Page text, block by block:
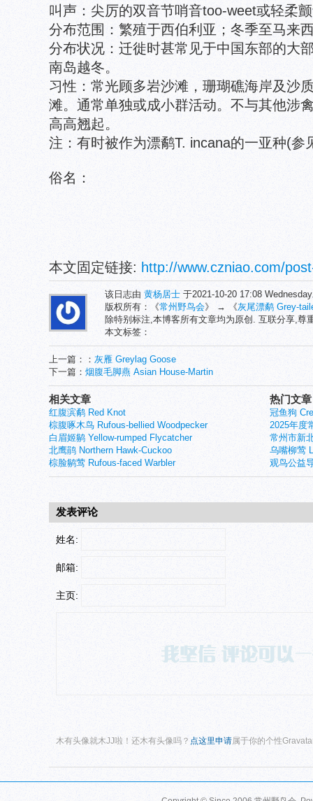
叫声：尖厉的双音节哨音too-weet或轻柔
分布范围：繁殖于西伯利亚；冬季至马来
分布状况：迁徙时甚常见于中国东部的大
南岛越冬。
习性：常光顾多岩沙滩，珊瑚礁海岸及沙
滩。通常单独或成小群活动。不与其他涉
高高翘起。
注：有时被作为漂鹬T. incana的一亚种(参
俗名：
本文固定链接: http://www.czniao.com/
该日志由 黄杨居士 于2021-10-20 17:08
版权所有：《常州野鸟会》 → 《灰尾漂鹬 Grey-
除特别标注,本博客所有文章均为原创. 互联分享,尊
本文标签：
上一篇：： 灰雁 Greylag Goose
下一篇： 烟腹毛脚燕 Asian House-Martin
热门文章
冠鱼狗
2025年度
常州市新
乌嘴柳莺
观鸟公益
相关文章
红腹滨鹬 Red Knot
棕腹啄木鸟 Rufous-bellied Woodpecker
白眉姬鹟 Yellow-rumped Flycatcher
北鹰鹃 Northern Hawk-Cuckoo
棕脸鹟莺 Rufous-faced Warbler
发表评论
姓名:
邮箱:
主页:
木有头像就木JJ啦！还木有头像吗？ 点这里申请 属于你的个性